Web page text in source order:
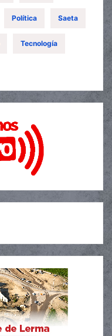
Política Saeta
Tecnología